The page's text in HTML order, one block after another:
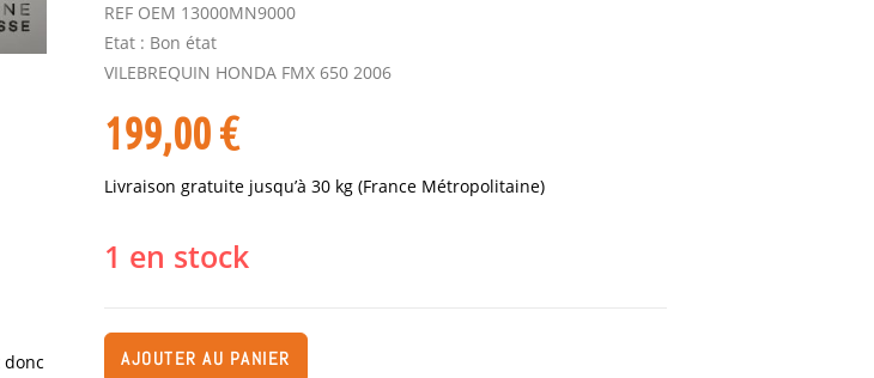
REF OEM 13000MN9000
Etat : Bon état
VILEBREQUIN HONDA FMX 650 2006
199,00€
Livraison gratuite jusqu’à 30 kg (France Métropolitaine)
1 en stock
AJOUTER AU PANIER